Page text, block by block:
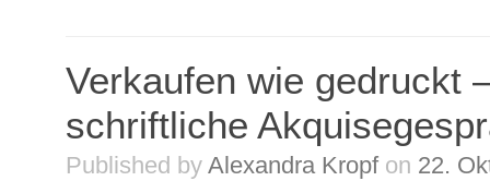
Verkaufen wie gedruckt
schriftliche
Published by Alexandra Kropf on 22.